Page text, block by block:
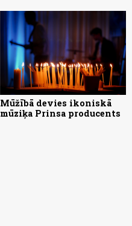
Mūžībā devies ikoniskā
mūziķa Prinsa producents